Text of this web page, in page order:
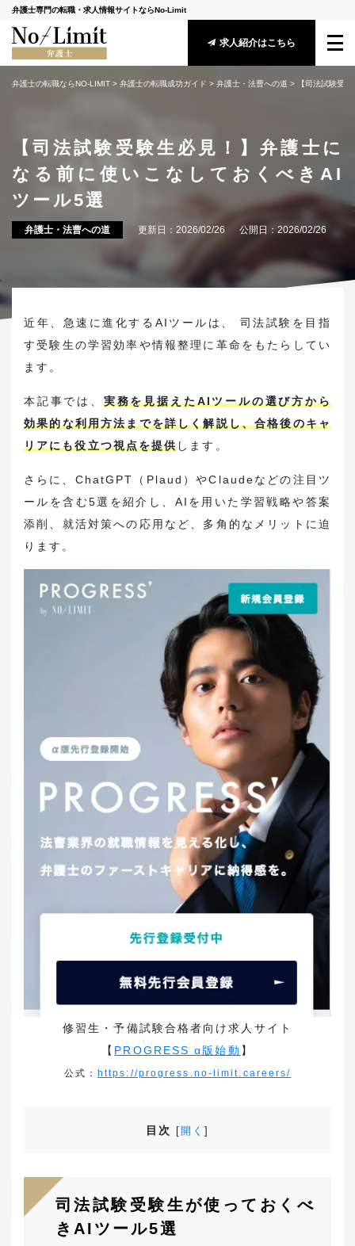
弁護士専門の転職・求人情報サイトならNo-Limit
求人紹介はこちら
転職成功ガイド
求人情報
アドバイザー紹介
メールマガジン登録
転職支援・求人紹介はこちら
弁護士の転職ならNO-LIMIT > 弁護士の転職成功ガイド > 弁護士・法曹への道 > 【司法試験受
【司法試験受験生必見！】弁護士に
なる前に使いこなしておくべきAI
ツール5選
弁護士・法曹への道 更新日： 2026/02/26 公開日： 2026/02/26
近年、急速に進化するAIツールは、 司法試験を目指
す受験生の学習効率や情報整理に革命をもたらしてい
ます。
本記事では、 実務を見据えたAIツールの選び方から
効果的な利用方法までを詳しく解説し、合格後のキャ
リアにも役立つ視点を提供します。
さらに、ChatGPT（Plaud）やClaudeなどの注目ツ
ールを含む5選を紹介し、AIを用いた学習戦略や答案
添削、就活対策への応用など、多角的なメリットに迫
ります。
修習生・予備試験合格者向け求人サイト
【 PROGRESS α版始動 】
公式： https://progress.no-limit.careers/
目次 開く
司法試験受験生が使っておくべ
きAIツール5選